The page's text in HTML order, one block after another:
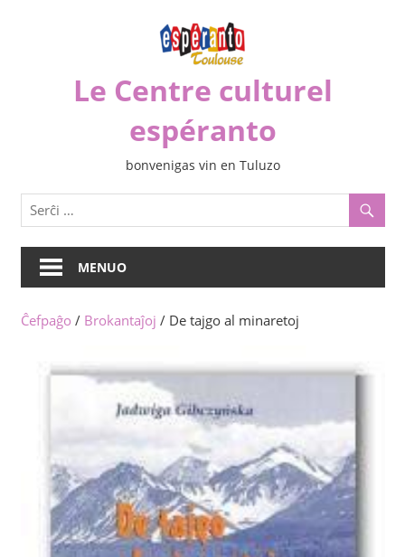
Le Centre culturel
espéranto
bonvenigas vin en Tuluzo
MENUO
Ĉefpaĝo / Brokantaĵoj / De tajgo al minaretoj